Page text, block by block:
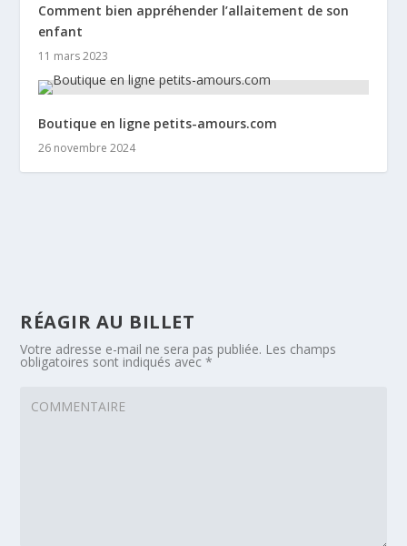
Comment bien appréhender l’allaitement de son
enfant
11 mars 2023
Boutique en ligne petits-amours.com
26 novembre 2024
RÉAGIR AU BILLET
Votre adresse e-mail ne sera pas publiée. Les champs
obligatoires sont indiqués avec*